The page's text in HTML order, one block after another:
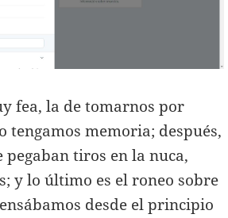
fea, la de tomarnos por
tengamos memoria; después,
tiros en la nuca,
y lo último es el roneo sobre
desde el principio